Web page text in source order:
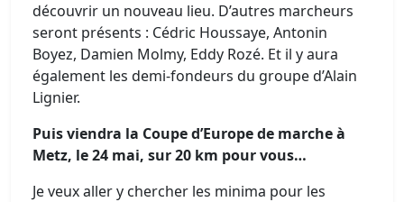
découvrir un nouveau lieu. D’autres marcheurs
seront présents : Cédric Houssaye, Antonin
Boyez, Damien Molmy, Eddy Rozé. Et il y aura
également les demi-fondeurs du groupe d’Alain
Lignier.
Puis viendra la Coupe d’Europe de marche à
Metz, le 24 mai, sur 20 km pour vous…
Je veux aller y chercher les minima pour les